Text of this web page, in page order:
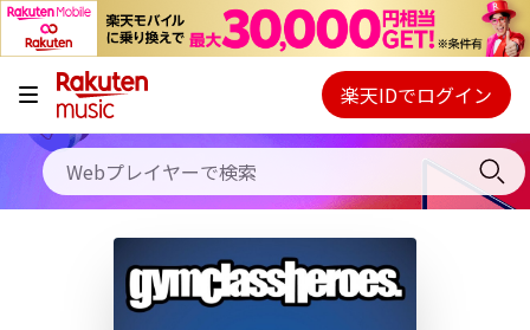
キャンペーン
料金プラン
使い方
初回30日間無料お試し
Webプレイヤー
ご契約内容の確認・変更
楽天IDでログイン